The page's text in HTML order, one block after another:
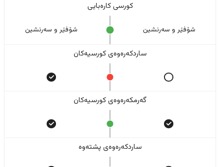
کورسی کارەبایی
شۆفێر و سەرنشین شۆفێر و سەرنشین
ساردکەرەوەی کورسیەکان
گەرمکەرەوەی کورسیەکان
ساردکەرەوەی پشتەوە